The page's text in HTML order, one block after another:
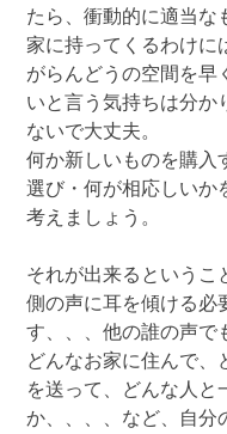
たら、衝動的に適当な
家に持ってくるわけに
がらんどうの空間を早
いと言う気持ちは分か
ないで大丈夫。
何か新しいものを購入
選び・何が相応しいか
考えましょう。
それが出来るというこ
側の声に耳を傾ける必
す、、、他の誰の声で
どんなお家に住んで、
を送って、どんな人と
か、、、、など、自分